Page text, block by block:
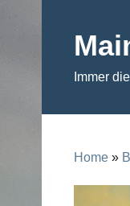
content
Immer
Home »